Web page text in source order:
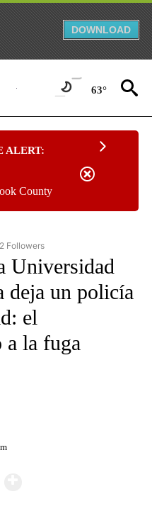
DOWNLOAD
63°
ALERT:
County
"NOTICIAS - CNN" TO RECEIVE
2 Followers
Universidad
deja un policía
el
a la fuga